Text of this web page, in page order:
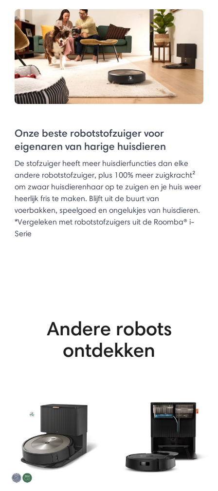
Onze beste robotstofzuiger voor
eigenaren van harige huisdieren
De stofzuiger heeft meer huisdierfuncties dan elke
andere robotstofzuiger, plus 100% meer zuigkracht²
om zwaar huisdierenhaar op te zuigen en je huis weer
heerlijk fris te maken. Blijft uit de buurt van
voerbakken, speelgoed en ongelukjes van huisdieren.
*Vergeleken met robotstofzuigers uit de Roomba® i-
Serie
Andere robots
ontdekken